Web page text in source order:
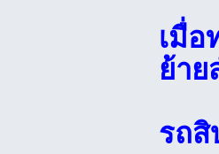
เมื่อ
ย้า
รถ